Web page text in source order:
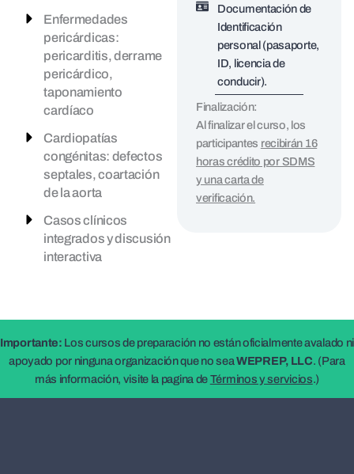
Enfermedades
pericárdicas:
pericarditis, derrame
pericárdico,
taponamiento
cardíaco
Cardiopatías
congénitas: defectos
septales, coartación
de la aorta
Casos clínicos
integrados y discusión
interactiva
Documentación de
Identificación
personal (pasaporte,
ID, licencia de
conducir).
Finalización:
Al finalizar el curso, los
participantes recibirán 16
horas crédito por SDMS
y una carta de
verificación.
Importante: Los cursos de preparación no están oficialmente avalado ni
apoyado por ninguna organización que no seaWEPREP, LLC. (Para
más información, visite la pagina deTérminos y servicios.)